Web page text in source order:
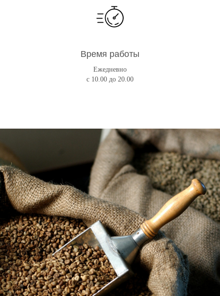
Время работы
Ежедневно
с 10.00 до 20.00